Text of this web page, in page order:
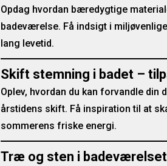
Opdag hvordan bæredygtige
badeværelse. Få indsigt i
lang levetid.
Skift stemning i badet –
Oplev, hvordan du kan forvandle
årstidens skift. Få inspiration til at
sommerens friske energi.
Træ og sten i